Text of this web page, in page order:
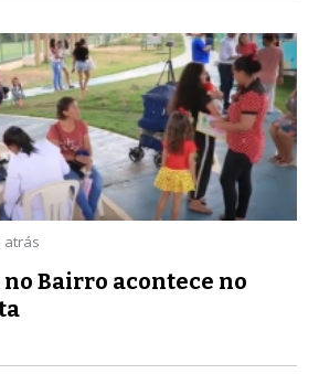
atrás
no Bairro acontece no